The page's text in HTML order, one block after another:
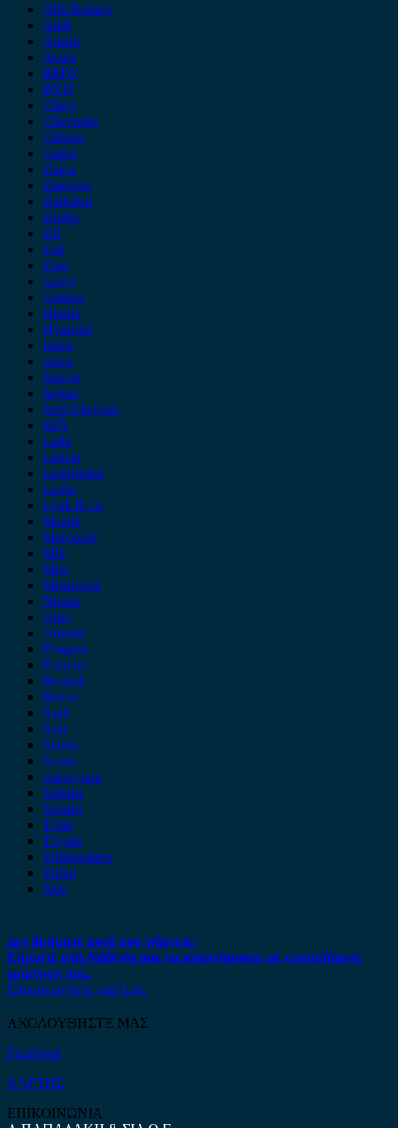
Alfa Romeo
Audi
Austin
Acura
BMW
BYD
Chery
Chevrolet
Citroen
Cupra
Dacia
Daewoo
Daihatsu
Dodge
DS
Fiat
Ford
Geely
Gonow
Honda
Hyundai
Isuzu
iveco
Jaecoo
Jaguar
Jeep Chrysler
KIA
Lada
Lancia
Leapmotor
Lexus
Lynk & co
Mazda
Mercedes
MG
Mini
Mitsubishi
Nissan
Opel
Omoda
Peugeot
Porsche
Renault
Rover
Saab
Seat
Skoda
Smart
ssangyong
Subaru
Suzuki
Tesla
Toyota
Volkswagen
Volvo
Xev
Δεν βρήκατε αυτό που ψάχνετε;
Είμαστε στη διάθεση σας να απαντήσουμε σε οποιαδήποτε
ερώτηση σας.
Επικοινωνήστε μαζί μας
ΑΚΟΛΟΥΘΗΣΤΕ ΜΑΣ
Facebook
ΧΑΡΤΗΣ
ΕΠΙΚΟΙΝΩΝΙΑ